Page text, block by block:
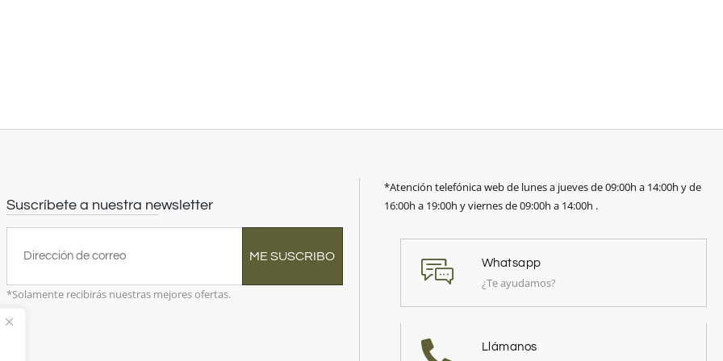
Suscríbete a nuestra newsletter
ME SUSCRIBO
*Solamente recibirás nuestras mejores ofertas.
*Atención telefónica web de lunes a jueves de 09:00h a 14:00h y de
16:00h a 19:00h y viernes de 09:00h a 14:00h .
Whatsapp
¿Te ayudamos?
Llámanos